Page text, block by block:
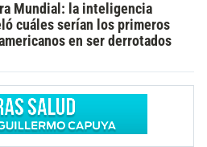
Mundial: la inteligencia
cuáles serían los primeros
en ser derrotados